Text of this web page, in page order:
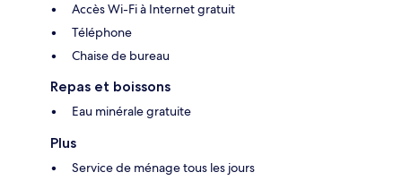
Accès Wi-Fi à Internet gratuit
Téléphone
Chaise de bureau
Repas et boissons
Eau minérale gratuite
Plus
Service de ménage tous les jours